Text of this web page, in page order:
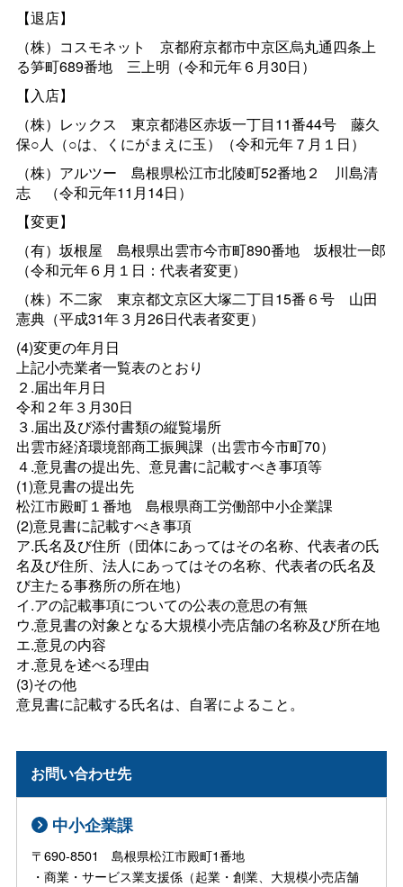
【退店】
（株）コスモネッ ト 京都府京都市中京区烏丸通四条上
る笋町689番地 三上明（令和元年６月30日）
【入店】
（株）レックス 東京都港区赤坂一丁目11番44号 藤久
保○人（○は、くにがまえに玉）（令和元年７月１日）
（株）アルツー 島根県松江市北陵町52番地２
川島清
志
（令和元年11月14日）
【変更】
（有）坂根屋 島根県出雲市今市町890番地 坂根壮一郎
（令和元年６月１日：代表者変更）
（株）不二家 東京都文京区大塚二丁目15番６号 山田
憲典（平成31年３月26日代表者変更）
(4)変更の年月日
上記小売業者一覧表のとおり
２.届出年月日
令和２年３月30日
３.届出及び添付書類の縦覧場所
出雲市経済環境部商工振興課（出雲市今市町70）
４.意見書の提出先、意見書に記載すべき事項等
(1)意見書の提出先
松江市殿町１番地 島根県商工労働部中小企業課
(2)意見書に記載すべき事項
ア.氏名及び住所（団体にあってはその名称、代表者の氏
名及び住所、法人にあってはその名称、代表者の氏名及
び主たる事務所の所在地）
イ.アの記載事項についての公表の意思の有無
ウ.意見書の対象となる大規模小売店舗の名称及び所在地
エ.意見の内容
オ.意見を述べる理由
(3)その他
意見書に記載する氏名は、自署によること。
お問い合わせ先
中小企業課
〒690-8501 島根県松江市殿町1番地
・商業・サービス業支援係（起業・創業、大規模小売店舗